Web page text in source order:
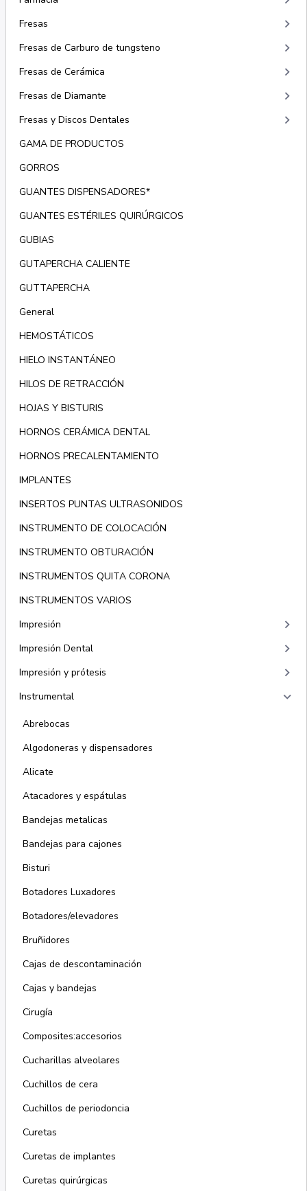
Fresas keyboard_arrow_right
Fresas de Carburo de tungsteno keyboard_arrow_right
Fresas de Cerámica keyboard_arrow_right
Fresas de Diamante keyboard_arrow_right
Fresas y Discos Dentales keyboard_arrow_right
GAMA DE PRODUCTOS
GORROS
GUANTES DISPENSADORES*
GUANTES ESTÉRILES QUIRÚRGICOS
GUBIAS
GUTAPERCHA CALIENTE
GUTTAPERCHA
General
HEMOSTÁTICOS
HIELO INSTANTÁNEO
HILOS DE RETRACCIÓN
HOJAS Y BISTURIS
HORNOS CERÁMICA DENTAL
HORNOS PRECALENTAMIENTO
IMPLANTES
INSERTOS PUNTAS ULTRASONIDOS
INSTRUMENTO DE COLOCACIÓN
INSTRUMENTO OBTURACIÓN
INSTRUMENTOS QUITA CORONA
INSTRUMENTOS VARIOS
Impresión
keyboard_arrow_right
Impresión Dental keyboard_arrow_right
Impresión y prótesis keyboard_arrow_right
Instrumental keyboard_arrow_right
Abrebocas
Algodoneras y dispensadores
Alicate
Atacadores y espátulas
Bandejas metalicas
Bandejas para cajones
Bisturi
Botadores Luxadores
Botadores/elevadores
Bruñidores
Cajas de descontaminación
Cajas y bandejas
Cirugía
Composites:accesorios
Cucharillas alveolares
Cuchillos de cera
Cuchillos de periodoncia
Curetas
Curetas de implantes
Curetas quirúrgicas